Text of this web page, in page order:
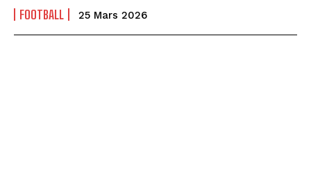
FOOTBALL 25 Mars 2026